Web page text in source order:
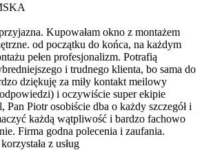
Kupowałam okno z montażem
od początku do końca, na każdym
pełen profesjonalizm. Potrafią
i trudnego klienta, bo sama do
dziękuję za miły kontakt meilowy
i oczywiście super ekipie
Pan Piotr osobiście dba o każdy szczegół i
każdą wątpliwość i bardzo fachowo
Firma godna polecenia i zaufania.
z usług